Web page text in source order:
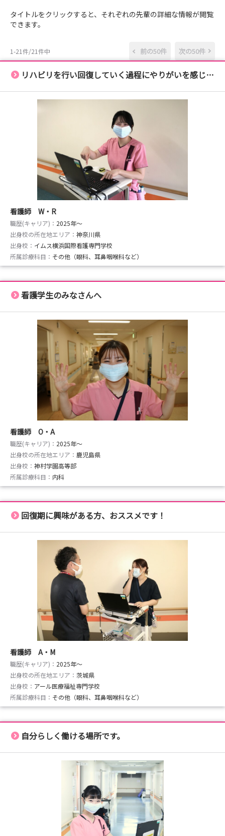
・8月15日（土）・8月18日（火）・8月21日（金）・8月
24日（月）
■インターンシップ
内容：就業体験・病院紹介・教育体制の説明・施設見学・
★お申込みはマイナビ看護学生 説明会予約ページよりお
待ちしております！
■病院見学会
開催場所：イムス横浜東戸塚総合リハビリテーション病院
開催日程：病院見学会予約ページをご確認ください（8月
末までの日程公開中！）
時間：午前の部 10:00~12:00頃まで
午後の部 14:00~16:00頃まで
※「こんなこと知りたい！」とリクエストも可能！
★お申込みはマイナビ看護学生 説明会予約ページよりお
待ちしております！
みなさんの応募をお待ちしております！
タイトルをクリックすると、それぞれの先輩の詳細な情報が閲覧
できます。
1-21件/21件中 前の50件 次の50件
リハビリを行い回復していく過程にやりがいを感じます！
看護師 W・R
職歴(キャリア)： 2025年〜
出身校の所在地エリア： 神奈川県
出身校： イムス横浜国際看護専門学校
所属診療科目： その他（眼科、耳鼻咽喉科など）
看護学生のみなさんへ
看護師 O・A
職歴(キャリア)： 2025年〜
出身校の所在地エリア： 鹿児島県
出身校： 神村学園高等部
所属診療科目： 内科
回復期に興味がある方、おススメです！
看護師 A・M
職歴(キャリア)： 2025年〜
出身校の所在地エリア： 茨城県
出身校： アール医療福祉専門学校
所属診療科目： その他（眼科、耳鼻咽喉科など）
自分らしく働ける場所です。